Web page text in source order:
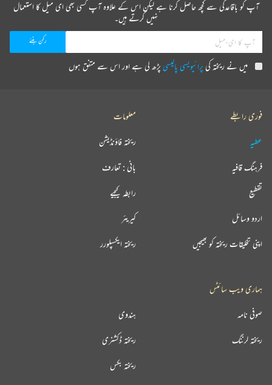
آپ کو باقاعدگی سے کچھ حاصل کرنا ہے لیکن اس کے علاوہ آپ کسی بھی ای میل کا استعمال
نہیں کرتے ہیں۔
میں نے ریختہ کیپرائیویسی پالیسیپڑھ لی ہے اور اس سے متفق ہوں
فوری رابطے
عطیہ
فرہنگ قافیہ
تقطیع
اردو وسائل
اپنی تخلیقات ریختہ کو بھیجیں
معلومات
ریختہ فاؤنڈیشن
بانی : تعارف
رابطہ کیجیے
کیریئر
ریختہ ایکسپلورر
ہماری ویب سائٹس
ہندوی صوفی نامہ
ریختہ ڈکشنری ریختہ لرننگ
ریختہ بکس